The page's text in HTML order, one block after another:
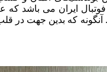
ایران می باشد که
آنگونه که بدین جهت در